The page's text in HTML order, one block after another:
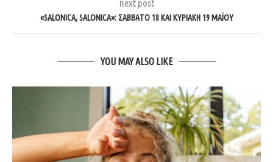
next post
«SALONICA, SALONICA»: ΣΆΒΒΑΤΟ 18 ΚΑΙ ΚΥΡΙΑΚΉ 19 ΜΑΪ́ΟΥ
YOU MAY ALSO LIKE